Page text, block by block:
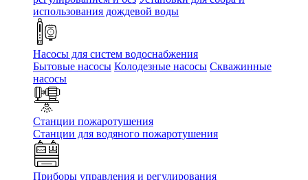
использования дождевой воды
Насосы для систем водоснабжения
Бытовые насосы Колодезные насосы Скважинные
насосы
Станции пожаротушения
Станции для водяного пожаротушения
Приборы управления и регулирования